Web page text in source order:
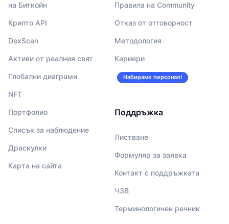
на Биткойн
Крипто API
DexScan
Активи от реалния свят
Глобални диаграми
NFT
Портфолио
Списък за наблюдение
Драскулки
Карта на сайта
Правила на Community
Отказ от отговорност
Методология
Кариери
Набираме персонал!
Поддръжка
Листване
Формуляр за заявка
Контакт с поддръжката
ЧЗВ
Терминологичен речник